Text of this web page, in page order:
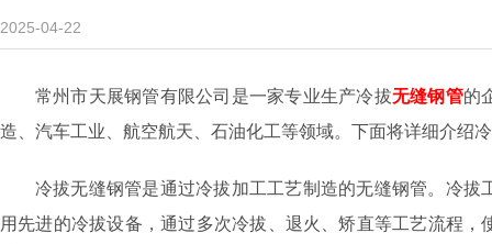
2025-04-22
常州市天展钢管有限公司是一家专业生产冷拔无缝钢管的
造、汽车工业、航空航天、石油化工等领域。下面将详细介绍
冷拔无缝钢管是通过冷拔加工工艺制造的无缝钢管。冷
用先进的冷拔设备，通过多次冷拔、退火、矫直等工艺流程